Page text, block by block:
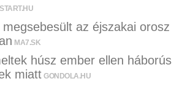
az éjszakai orosz
MA7.SK
húsz ember ellen háborús
miatt GONDOLA.HU